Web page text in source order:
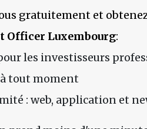
gratuitement et obtenez
Officer Luxembourg:
les investisseurs
tout moment
: web, application et